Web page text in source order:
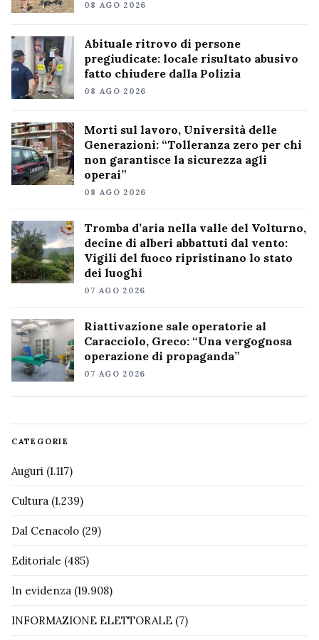
08 AGO 2026
Abituale ritrovo di persone
pregiudicate: locale risultato abusivo
fatto chiudere dalla Polizia
08 AGO 2026
Morti sul lavoro, Università delle
Generazioni: “Tolleranza zero per chi
non garantisce la sicurezza agli
operai”
08 AGO 2026
Tromba d’aria nella valle del Volturno,
decine di alberi abbattuti dal vento:
Vigili del fuoco ripristinano lo stato
dei luoghi
07 AGO 2026
Riattivazione sale operatorie al
Caracciolo, Greco: “Una vergognosa
operazione di propaganda”
07 AGO 2026
CATEGORIE
Auguri (1.117)
Cultura (1.239)
Dal Cenacolo (29)
Editoriale (485)
In evidenza (19.908)
INFORMAZIONE ELETTORALE (7)